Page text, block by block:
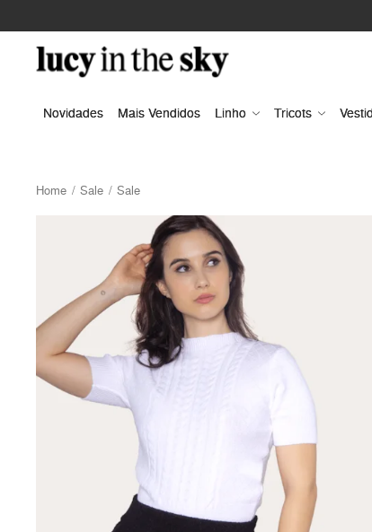
Novidades Mais Vendidos Linho Tricots
Home Sale Sale